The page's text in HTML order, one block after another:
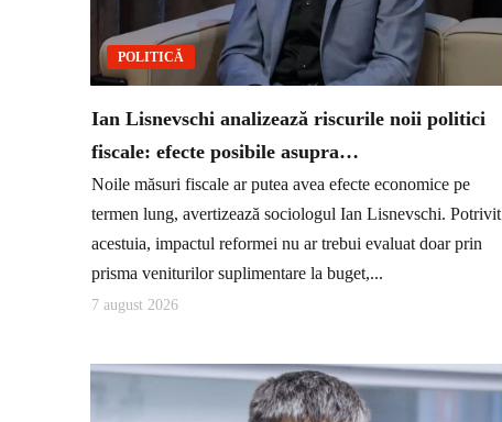
POLITICĂ
Ian Lisnevschi analizează riscurile noii politici
fiscale: efecte posibile asupra…
Noile măsuri fiscale ar putea avea efecte economice pe
termen lung, avertizează sociologul Ian Lisnevschi. Potrivit
acestuia, impactul reformei nu ar trebui evaluat doar prin
prisma veniturilor suplimentare la buget,...
7 august 2026